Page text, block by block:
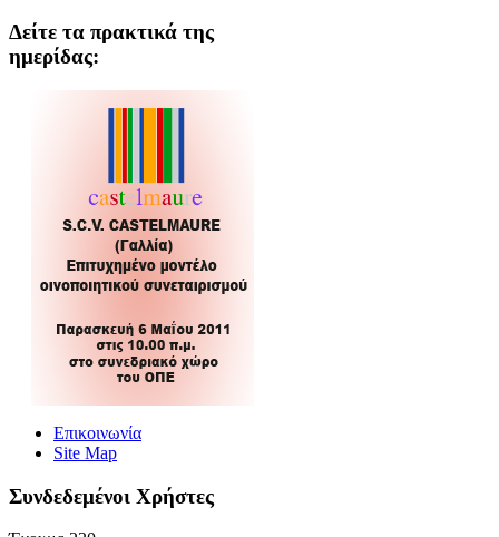
Δείτε τα πρακτικά της
ημερίδας:
Επικοινωνία
Site Map
Συνδεδεμένοι Xρήστες